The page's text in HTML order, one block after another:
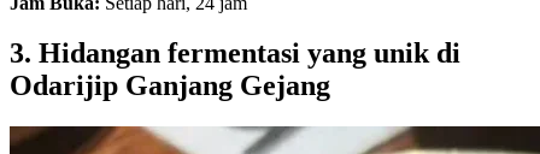
3. Hidangan fermentasi yang unik di
Odarijip Ganjang Gejang